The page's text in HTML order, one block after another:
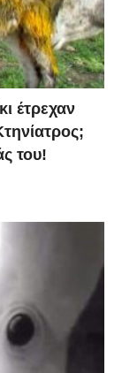
έτρεχαν
του!